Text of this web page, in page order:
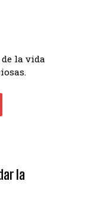
la vida
la